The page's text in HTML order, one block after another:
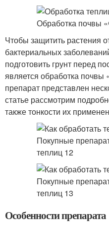
Чтобы защитить растения
бактериальных
подготовить грунт перед
является обработка
препарат представлен
статье рассмотрим
также тонкости их
Особенности препарата